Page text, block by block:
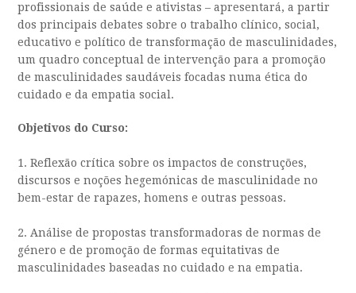
profissionais de saúde e ativistas – apresentará, a partir
dos principais debates sobre o trabalho clínico, social,
educativo e político de transformação de masculinidades,
um quadro conceptual de intervenção para a promoção
de masculinidades saudáveis focadas numa ética do
cuidado e da empatia social.
Objetivos do Curso:
1. Reflexão crítica sobre os impactos de construções,
discursos e noções hegemónicas de masculinidade no
bem-estar de rapazes, homens e outras pessoas.
2. Análise de propostas transformadoras de normas de
género e de promoção de formas equitativas de
masculinidades baseadas no cuidado e na empatia.